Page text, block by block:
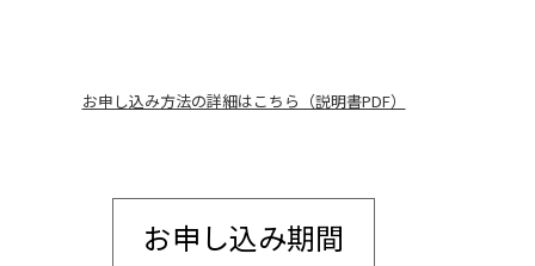
お申し込み方法の詳細はこちら（説明書PDF）
お申し込み期間